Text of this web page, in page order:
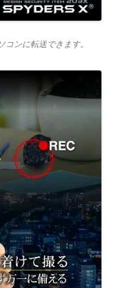
ンに転送できます。